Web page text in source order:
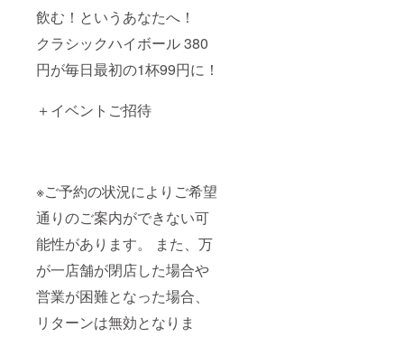
飲む！というあなたへ！
クラシックハイボール 380
円が毎日最初の1杯99円に！
＋イベントご招待
※ご予約の状況によりご希望
通りのご案内ができない可
能性があります。 また、万
が一店舗が閉店した場合や
営業が困難となった場合、
リターンは無効となりま